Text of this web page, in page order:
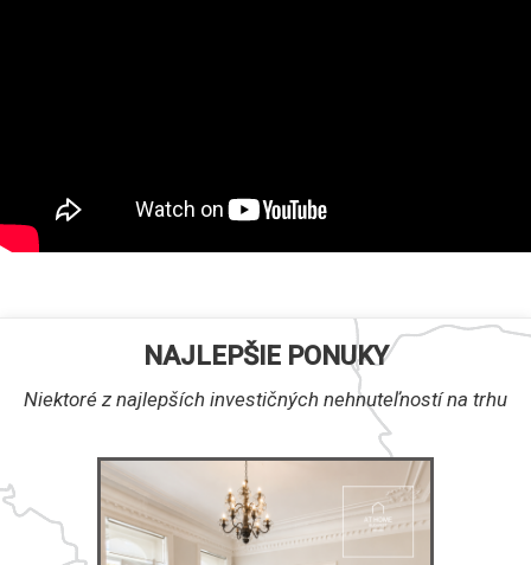
NAJLEPŠIE PONUKY
Niektoré z najlepších investičných nehnuteľností na trhu